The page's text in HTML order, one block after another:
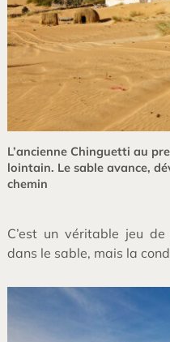
L’ancienne Chinguetti au
lointain. Le sable avance,
chemin
C’est un véritable jeu
dans le sable, mais la